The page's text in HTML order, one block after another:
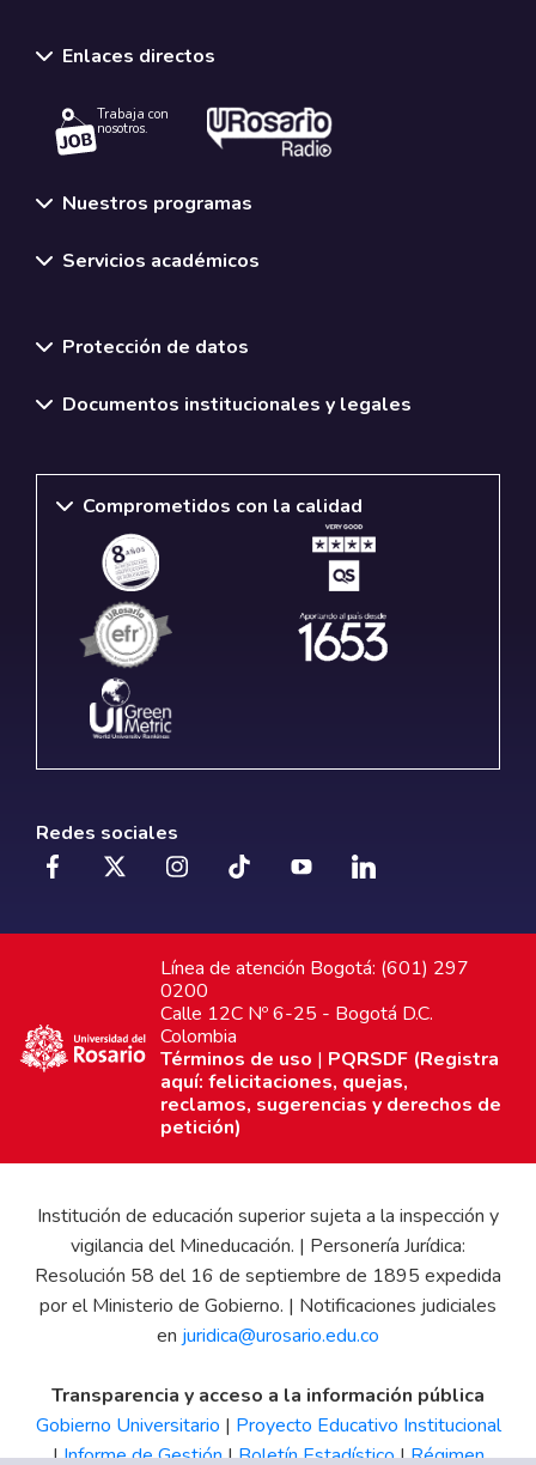
Enlaces directos
Trabaja con
nosotros.
Nuestros programas
Servicios académicos
Protección de datos
Documentos institucionales y legales
Comprometidos con la calidad
Redes sociales
Línea de atención Bogotá: (601) 297
0200
Calle 12C Nº 6-25 - Bogotá D.C.
Colombia
Términos de uso | PQRSDF (Registra
aquí: felicitaciones, quejas,
reclamos, sugerencias y derechos de
petición)
Institución de educación superior sujeta a la inspección y
vigilancia del Mineducación. | Personería Jurídica:
Resolución 58 del 16 de septiembre de 1895 expedida
por el Ministerio de Gobierno. | Notificaciones judiciales
en juridica@urosario.edu.co
Transparencia y acceso a la información pública
Gobierno Universitario | Proyecto Educativo Institucional
|Informe de Gestión|Boletín Estadístico|Régimen